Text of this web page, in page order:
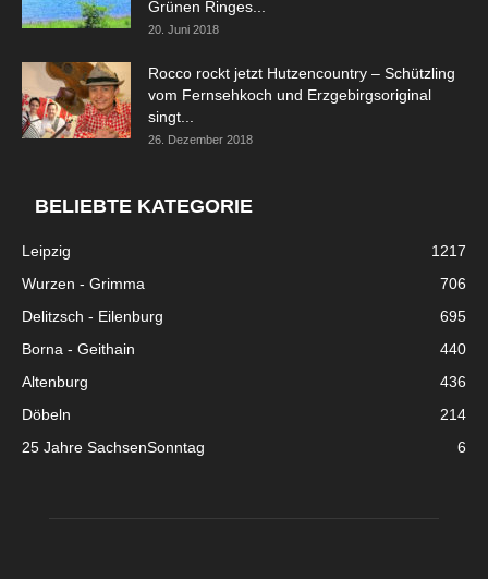
Grünen Ringes...
20. Juni 2018
Rocco rockt jetzt Hutzencountry – Schützling
vom Fernsehkoch und Erzgebirgsoriginal
singt...
26. Dezember 2018
BELIEBTE KATEGORIE
Leipzig
1217
Wurzen - Grimma
706
Delitzsch - Eilenburg
695
Borna - Geithain
440
Altenburg
436
Döbeln
214
25 Jahre SachsenSonntag
6